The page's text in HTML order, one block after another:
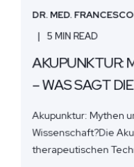
DR. MED.
5 MIN READ
AKUPUNKTUR:
– WAS SAGT
Akupunktur: Mythen
Wissenschaft?Die
therapeutischen